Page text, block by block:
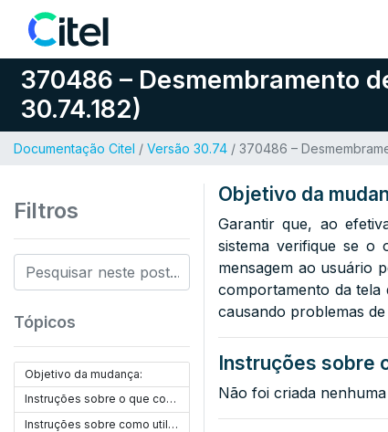
Pular para o conteúdo
370486 – Desmembramento
30.74.182)
Documentação Citel / Versão 30.74 / 370486 –
Filtros
Tópicos
Objetivo da mudança:
Instruções sobre o que configurar:
Instruções sobre como utilizar:
Objetivo da
Garantir que, ao
sistema verifique se o
mensagem ao usuário
comportamento da tela
causando problemas
Instruções sobre
Não foi criada